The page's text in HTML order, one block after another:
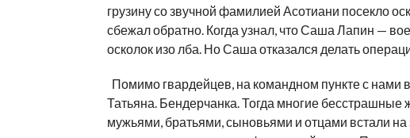
грузину со звучной фамилией Асотиани посекло
сбежал обратно. Когда узнал, что Саша Лапин —
осколок изо лба. Но Саша отказался делать
Помимо гвардейцев, на командном пункте с
Татьяна. Бендерчанка. Тогда многие
мужьями, братьями, сыновьями и отцами встали